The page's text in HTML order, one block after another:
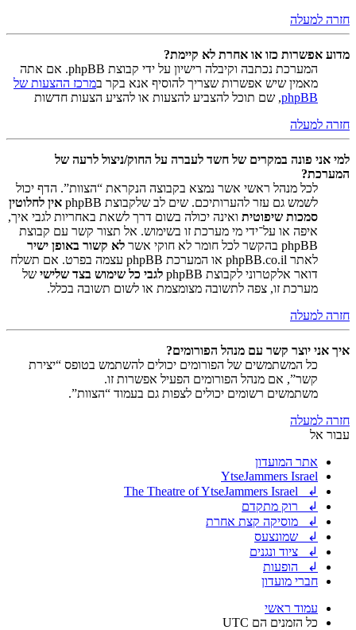
חזרה למעלה
מדוע אפשרות כזו או אחרת לא קיימת?
המערכת נכתבה וקיבלה רישיון על ידי קבוצת phpBB. אם אתה
מאמין שיש אפשרות שצריך להוסיף אנא בקר במרכז ההצעות של
phpBB, שם תוכל להצביע להצעות או להציע הצעות חדשות
חזרה למעלה
למי אני פונה במקרים של חשד לעברה על החוק/ניצול לרעה של
המערכת?
לכל מנהל ראשי אשר נמצא בקבוצה הנקראת “הצוות”. הדף יכול
לשמש גם עזר להערותיכם. שים לב שלקבוצת phpBB
אין לחלוטין
סמכות שיפוטית ואינה יכולה בשום דרך לשאת באחריות לגבי איך,
איפה או על־ידי מי מערכת זו בשימוש. אל תצור קשר עם קבוצת
phpBB בהקשר לכל חומר לא חוקי אשר
לא קשור באופן ישיר
לאתר phpBB.co.il או המערכת phpBB עצמה בפרט. אם תשלח
דואר אלקטרוני לקבוצת phpBB
לגבי כל שימוש בצד שלישי של
מערכת זו, צפה לתשובה מצומצמת או לשום תשובה בכלל.
חזרה למעלה
איך אני יוצר קשר עם מנהל הפורומים?
כל המשתמשים של הפורומים יכולים להשתמש בטופס “יצירת
קשר”, אם מנהל הפורומים הפעיל אפשרות זו.
משתמשים רשומים יכולים לצפות גם בעמוד “הצוות”.
חזרה למעלה
עבור אל
אתר המועדון
YtseJammers Israel
↲ The Theatre of YtseJammers Israel
↲ רוק מתקדם
↲ מוסיקה קצת אחרת
↲ שמונצעס
↲ ציוד ונגנים
↲ הופעות
חברי מועדון
עמוד ראשי
כל הזמנים הם UTC